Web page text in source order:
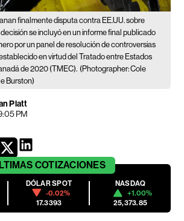
finalmente disputa contra EE.UU. sobre
decisión se incluyó en un informe final publicado
por un panel de resolución de controversias
en virtud del Tratado entre Estados
de 2020 (TMEC). (Photographer: Cole
Burston)
Platt
PM
COTIZACIONES
DÓLAR SPOT
-0.02%
17.3393
NASDAQ
+1.00%
25,373.85